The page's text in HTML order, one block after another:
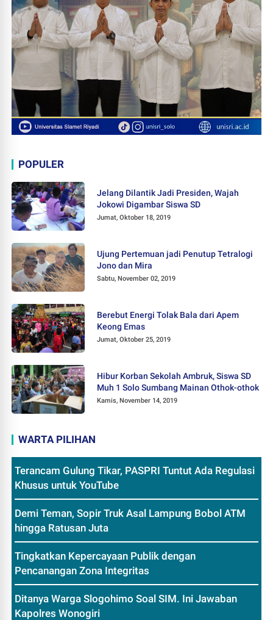
POPULER
Jelang Dilantik Jadi Presiden, Wajah
Jokowi Digambar Siswa SD
Jumat, Oktober 18, 2019
Ujung Pertemuan jadi Penutup Tetralogi
Jono dan Mira
Sabtu, November 02, 2019
Berebut Energi Tolak Bala dari Apem
Keong Emas
Jumat, Oktober 25, 2019
Hibur Korban Sekolah Ambruk, Siswa SD
Muh 1 Solo Sumbang Mainan Othok-othok
Kamis, November 14, 2019
WARTA PILIHAN
Terancam Gulung Tikar, PASPRI Tuntut Ada Regulasi
Khusus untuk YouTube
Demi Teman, Sopir Truk Asal Lampung Bobol ATM
hingga Ratusan Juta
Tingkatkan Kepercayaan Publik dengan
Pencanangan Zona Integritas
Ditanya Warga Slogohimo Soal SIM. Ini Jawaban
Kapolres Wonogiri